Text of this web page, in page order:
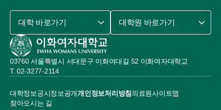
대학정보공시정보공개개인정보처리방침의료원사이트맵
찾아오시는 길
03760 서울특별시 서대문구 이화여대길 52 이화여자대학교
02-3277-2114
대학 바로가기 대학원 바로가기